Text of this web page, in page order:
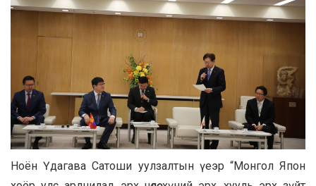
Ноён Үдагава Сатоши уулзалтын үеэр “Монгол Япон